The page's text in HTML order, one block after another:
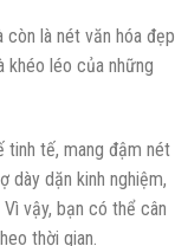
là nét văn hóa đẹp
léo của những
tế, mang đậm nét
dày dặn kinh nghiệm,
vậy, bạn có thể cân
thời gian.